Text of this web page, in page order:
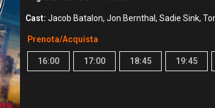
Cast: Jacob Batalon, Jon Bernthal, Sadie Sink,
Prenota/Acquista
16:00 17:00 18:45 19:45